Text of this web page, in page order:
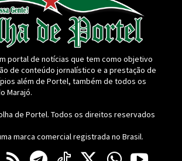
portal de notícias que tem como objetivo
de conteúdo jornalístico e a prestação de
além de Portel, também de todos os
Marajó.
de Portel. Todos os direitos reservados
marca comercial registrada no Brasil.